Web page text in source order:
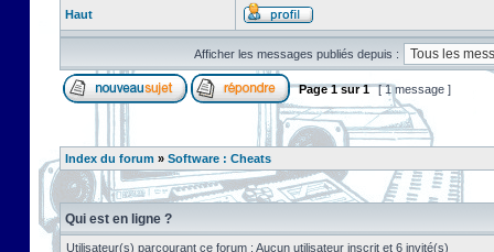
Haut
Afficher les messages publiés depuis :
Page1sur1 [ 1 message ]
Index du forum » Software : Cheats
Qui est en ligne ?
Utilisateur(s) parcourant ce forum : Aucun utilisateur inscrit et 6 invité(s)